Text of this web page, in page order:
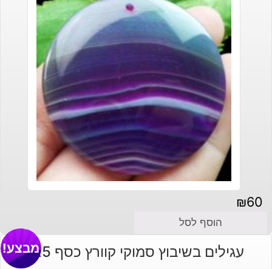
₪60
הוסף לסל
עגילים בשיבוץ סמוקי קוורץ כסף 925 מבצע!